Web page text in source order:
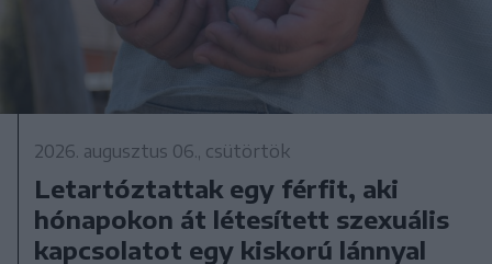
2026. augusztus 06., csütörtök
Letartóztattak egy férfit, aki
hónapokon át létesített szexuális
kapcsolatot egy kiskorú lánnyal